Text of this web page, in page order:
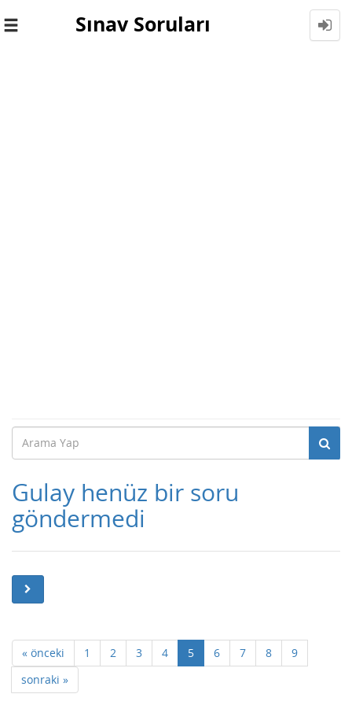
Toggle
Sınav Soruları
Gulay henüz bir soru
göndermedi
« önceki 1 2 3 4 5 6 7 8
9
sonraki »